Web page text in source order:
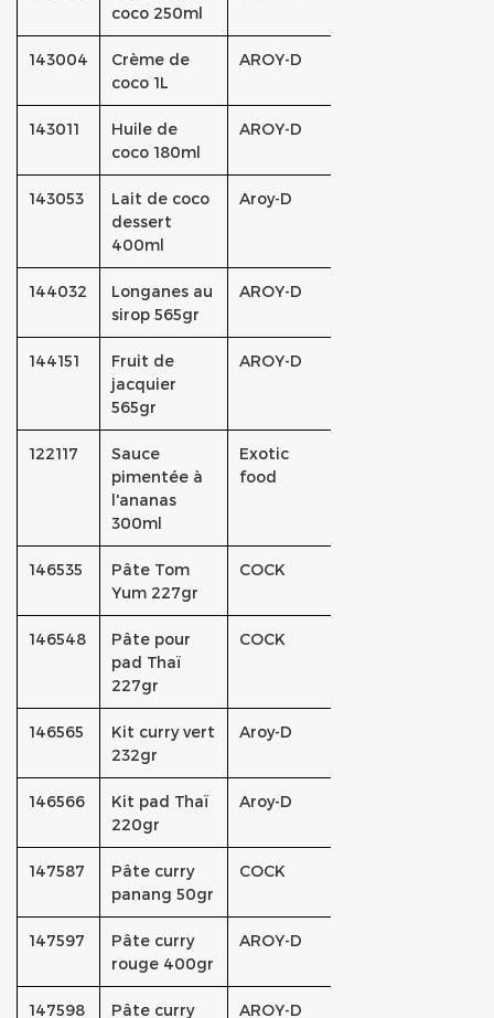
coco 250ml
143004
Crème de
coco 1L
AROY-D
143011
Huile de
coco 180ml
AROY-D
143053
Lait de coco
dessert
400ml
Aroy-D
144032
Longanes au
sirop 565gr
AROY-D
144151
Fruit de
jacquier
565gr
AROY-D
122117
Sauce
pimentée à
l'ananas
300ml
Exotic
food
146535
Pâte Tom
Yum 227gr
COCK
146548
Pâte pour
pad Thaï
227gr
COCK
146565
Kit curry vert
232gr
Aroy-D
146566
Kit pad Thaï
220gr
Aroy-D
147587
Pâte curry
panang 50gr
COCK
147597
Pâte curry
rouge 400gr
AROY-D
147598 Pâte curry AROY-D